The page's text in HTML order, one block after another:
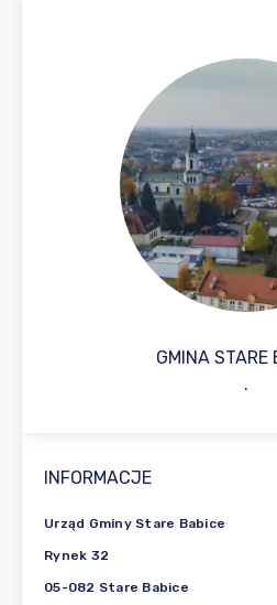
GMINA STARE
.
INFORMACJE
Urząd Gminy Stare Babice
Rynek 32
05-082 Stare Babice